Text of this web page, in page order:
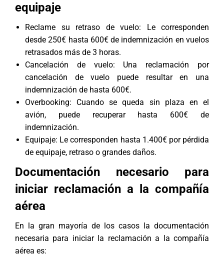
equipaje
Reclame su retraso de vuelo: Le corresponden
desde 250€ hasta 600€ de indemnización en vuelos
retrasados más de 3 horas.
Cancelación de vuelo: Una reclamación por
cancelación de vuelo puede resultar en una
indemnización de hasta 600€.
Overbooking: Cuando se queda sin plaza en el
avión, puede recuperar hasta 600€ de
indemnización.
Equipaje: Le corresponden hasta 1.400€ por pérdida
de equipaje, retraso o grandes daños.
Documentación necesario para
iniciar reclamación a la compañía
aérea
En la gran mayoría de los casos la documentación
necesaria para iniciar la reclamación a la compañía
aérea es: